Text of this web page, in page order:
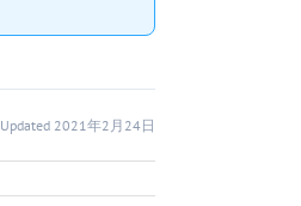
Updated 2021年2月24日